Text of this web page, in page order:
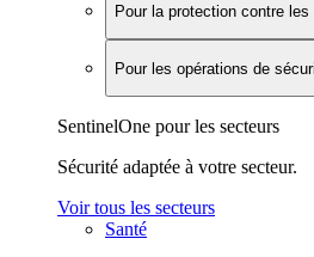
Pour la protection contre les
Pour les opérations de
SentinelOne pour les secteurs
Sécurité adaptée à votre secteur.
Voir tous les secteurs
Santé